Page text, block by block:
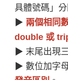
具體號碼」分
▶ 兩個相同
double 或
▶ 末尾出現
▶ 數位加字